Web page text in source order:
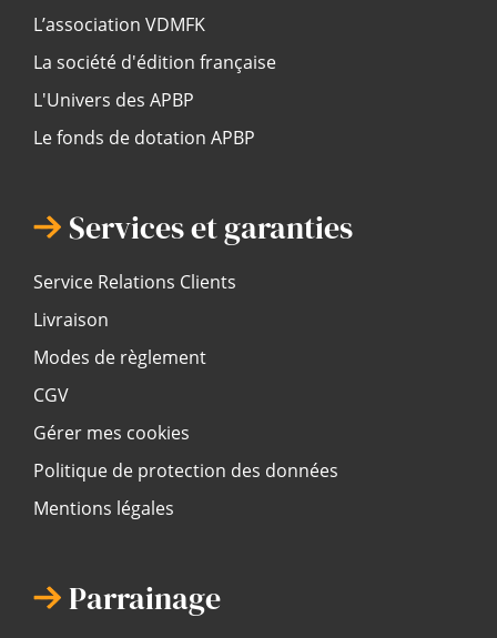
L’association VDMFK
La société d'édition française
L'Univers des APBP
Le fonds de dotation APBP
Services et garanties
Service Relations Clients
Livraison
Modes de règlement
CGV
Gérer mes cookies
Politique de protection des données
Mentions légales
Parrainage